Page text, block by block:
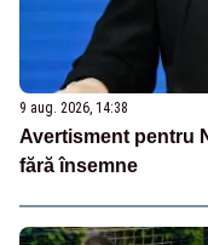
9 aug. 2026, 14:38
Avertisment pentru
fără însemne